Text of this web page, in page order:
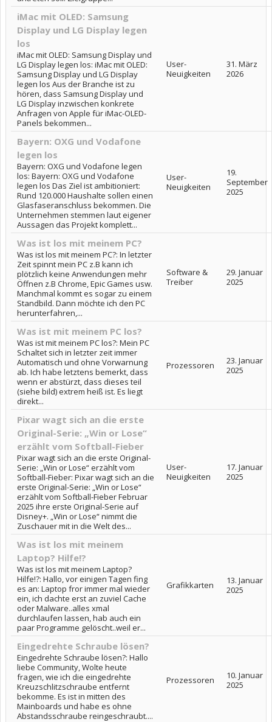
iMac mit OLED: Samsung
Display und LG Display legen
los
iMac mit OLED: Samsung Display und
LG Display legen los: iMac mit OLED:
Samsung Display und LG Display
legen los Aus der Branche ist zu
hören, dass Samsung Display und
LG Display inzwischen konkrete
Anfragen von Apple für iMac-OLED-
Panels bekommen...
User-
Neuigkeiten
31. März
2026
Bayern: OXG und Vodafone
legen los
Bayern: OXG und Vodafone legen
los: Bayern: OXG und Vodafone
legen los Das Ziel ist ambitioniert:
Rund 120.000 Haushalte sollen einen
Glasfaseranschluss bekommen. Die
Unternehmen stemmen laut eigener
Aussagen das Projekt komplett...
User-
Neuigkeiten
19.
September
2025
Was ist los mit meinem PC?
Was ist los mit meinem PC?: In letzter
Zeit spinnt mein PC z.B kann ich
plötzlich keine Anwendungen mehr
Öffnen z.B Chrome, Epic Games usw.
Manchmal kommt es sogar zu einem
Standbild. Dann möchte ich den PC
herunterfahren,...
Software &
Treiber
29. Januar
2025
Was ist mit meinem PC los?
Was ist mit meinem PC los?: Mein PC
Schaltet sich in letzter zeit immer
Automatisch und ohne Vorwarnung
ab. Ich habe letztens bemerkt, dass
wenn er abstürzt, dass dieses teil
(siehe bild) extrem heiß ist. Es liegt
direkt...
Prozessoren
23. Januar
2025
Pixar wagt sich an die erste
Original-Serie: „Win or Lose“
erzählt vom Softball-Fieber
Pixar wagt sich an die erste Original-
Serie: „Win or Lose“ erzählt vom
Softball-Fieber: Pixar wagt sich an die
erste Original-Serie: „Win or Lose“
erzählt vom Softball-Fieber Februar
2025 ihre erste Original-Serie auf
Disney+. „Win or Lose“ nimmt die
Zuschauer mit in die Welt des...
User-
Neuigkeiten
17. Januar
2025
Was ist los mit meinem
Laptop? Hilfe!?
Was ist los mit meinem Laptop?
Hilfe!?: Hallo, vor einigen Tagen fing
es an: Laptop fror immer mal wieder
ein, ich dachte erst an zuviel Cache
oder Malware..alles xmal
durchlaufen lassen, hab auch ein
paar Programme gelöscht..weil er...
Grafikkarten
13. Januar
2025
Eingedrehte Schraube lösen?
Eingedrehte Schraube lösen?: Hallo
liebe Community, Wolte heute
fragen, wie ich die eingedrehte
Kreuzschlitzschraube entfernt
bekomme. Es ist in mitten des
Mainboards und habe es ohne
Abstandsschraube reingeschraubt....
Prozessoren
10. Januar
2025